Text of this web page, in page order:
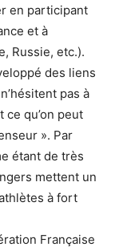
en participant
et à
Russie, etc.).
des liens
pas à
ce qu’on peut
». Par
étant de très
mettent un
à fort
Française